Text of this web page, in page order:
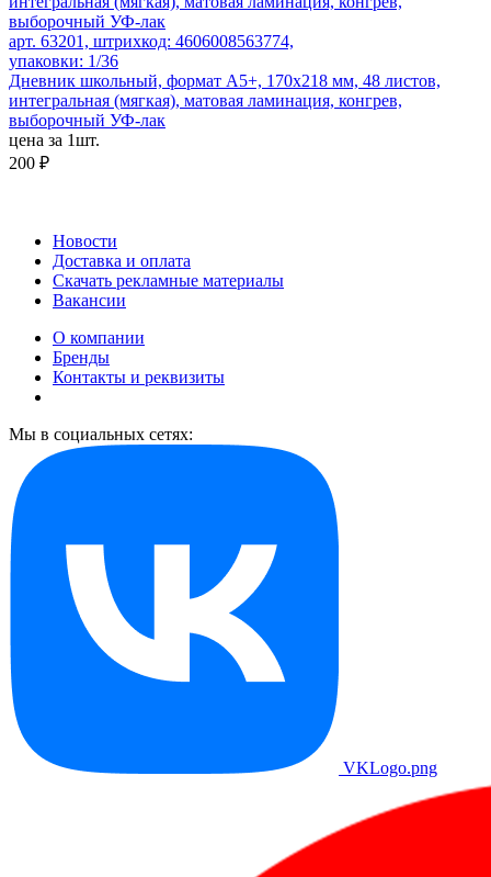
арт. 63201, штрихкод: 4606008563774,
упаковки: 1/36
Дневник школьный, формат А5+, 170х218 мм, 48 листов,
интегральная (мягкая), матовая ламинация, конгрев,
выборочный УФ-лак
цена за 1шт.
200 ₽
Новости
Доставка и оплата
Скачать рекламные материалы
Вакансии
О компании
Бренды
Контакты и реквизиты
Мы в социальных сетях:
VKLogo.png